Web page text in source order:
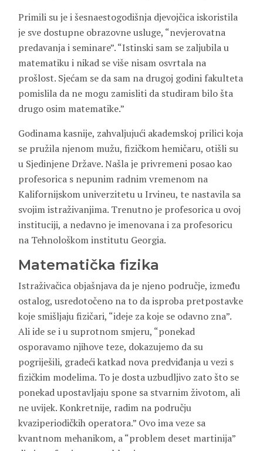
Primili su je i šesnaestogodišnja djevojčica iskoristila
je sve dostupne obrazovne usluge, “nevjerovatna
predavanja i seminare”. “Istinski sam se zaljubila u
matematiku i nikad se više nisam osvrtala na
prošlost. Sjećam se da sam na drugoj godini fakulteta
pomislila da ne mogu zamisliti da studiram bilo šta
drugo osim matematike.”
Godinama kasnije, zahvaljujući akademskoj prilici koja
se pružila njenom mužu, fizičkom hemičaru, otišli su
u Sjedinjene Države. Našla je privremeni posao kao
profesorica s nepunim radnim vremenom na
Kalifornijskom univerzitetu u Irvineu, te nastavila sa
svojim istraživanjima. Trenutno je profesorica u ovoj
instituciji, a nedavno je imenovana i za profesoricu
na Tehnološkom institutu Georgia.
Matematička fizika
Istraživačica objašnjava da je njeno područje, između
ostalog, usredotočeno na to da isproba pretpostavke
koje smišljaju fizičari, “ideje za koje se odavno zna”.
Ali ide se i u suprotnom smjeru, “ponekad
osporavamo njihove teze, dokazujemo da su
pogriješili, gradeći katkad nova predviđanja u vezi s
fizičkim modelima. To je dosta uzbudljivo zato što se
ponekad upostavljaju spone sa stvarnim životom, ali
ne uvijek. Konkretnije, radim na području
kvaziperiodičkih operatora.” Ovo ima veze sa
kvantnom mehanikom, a “problem deset martinija”